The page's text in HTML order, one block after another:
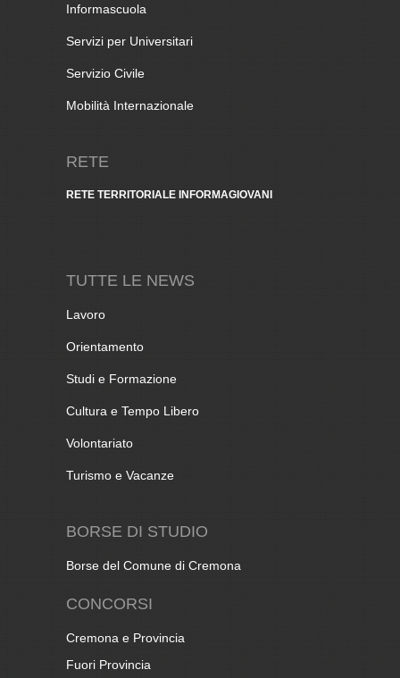
Informascuola
Servizi per Universitari
Servizio Civile
Mobilità Internazionale
RETE
RETE TERRITORIALE INFORMAGIOVANI
TUTTE LE NEWS
Lavoro
Orientamento
Studi e Formazione
Cultura e Tempo Libero
Volontariato
Turismo e Vacanze
BORSE DI STUDIO
Borse del Comune di Cremona
CONCORSI
Cremona e Provincia
Fuori Provincia